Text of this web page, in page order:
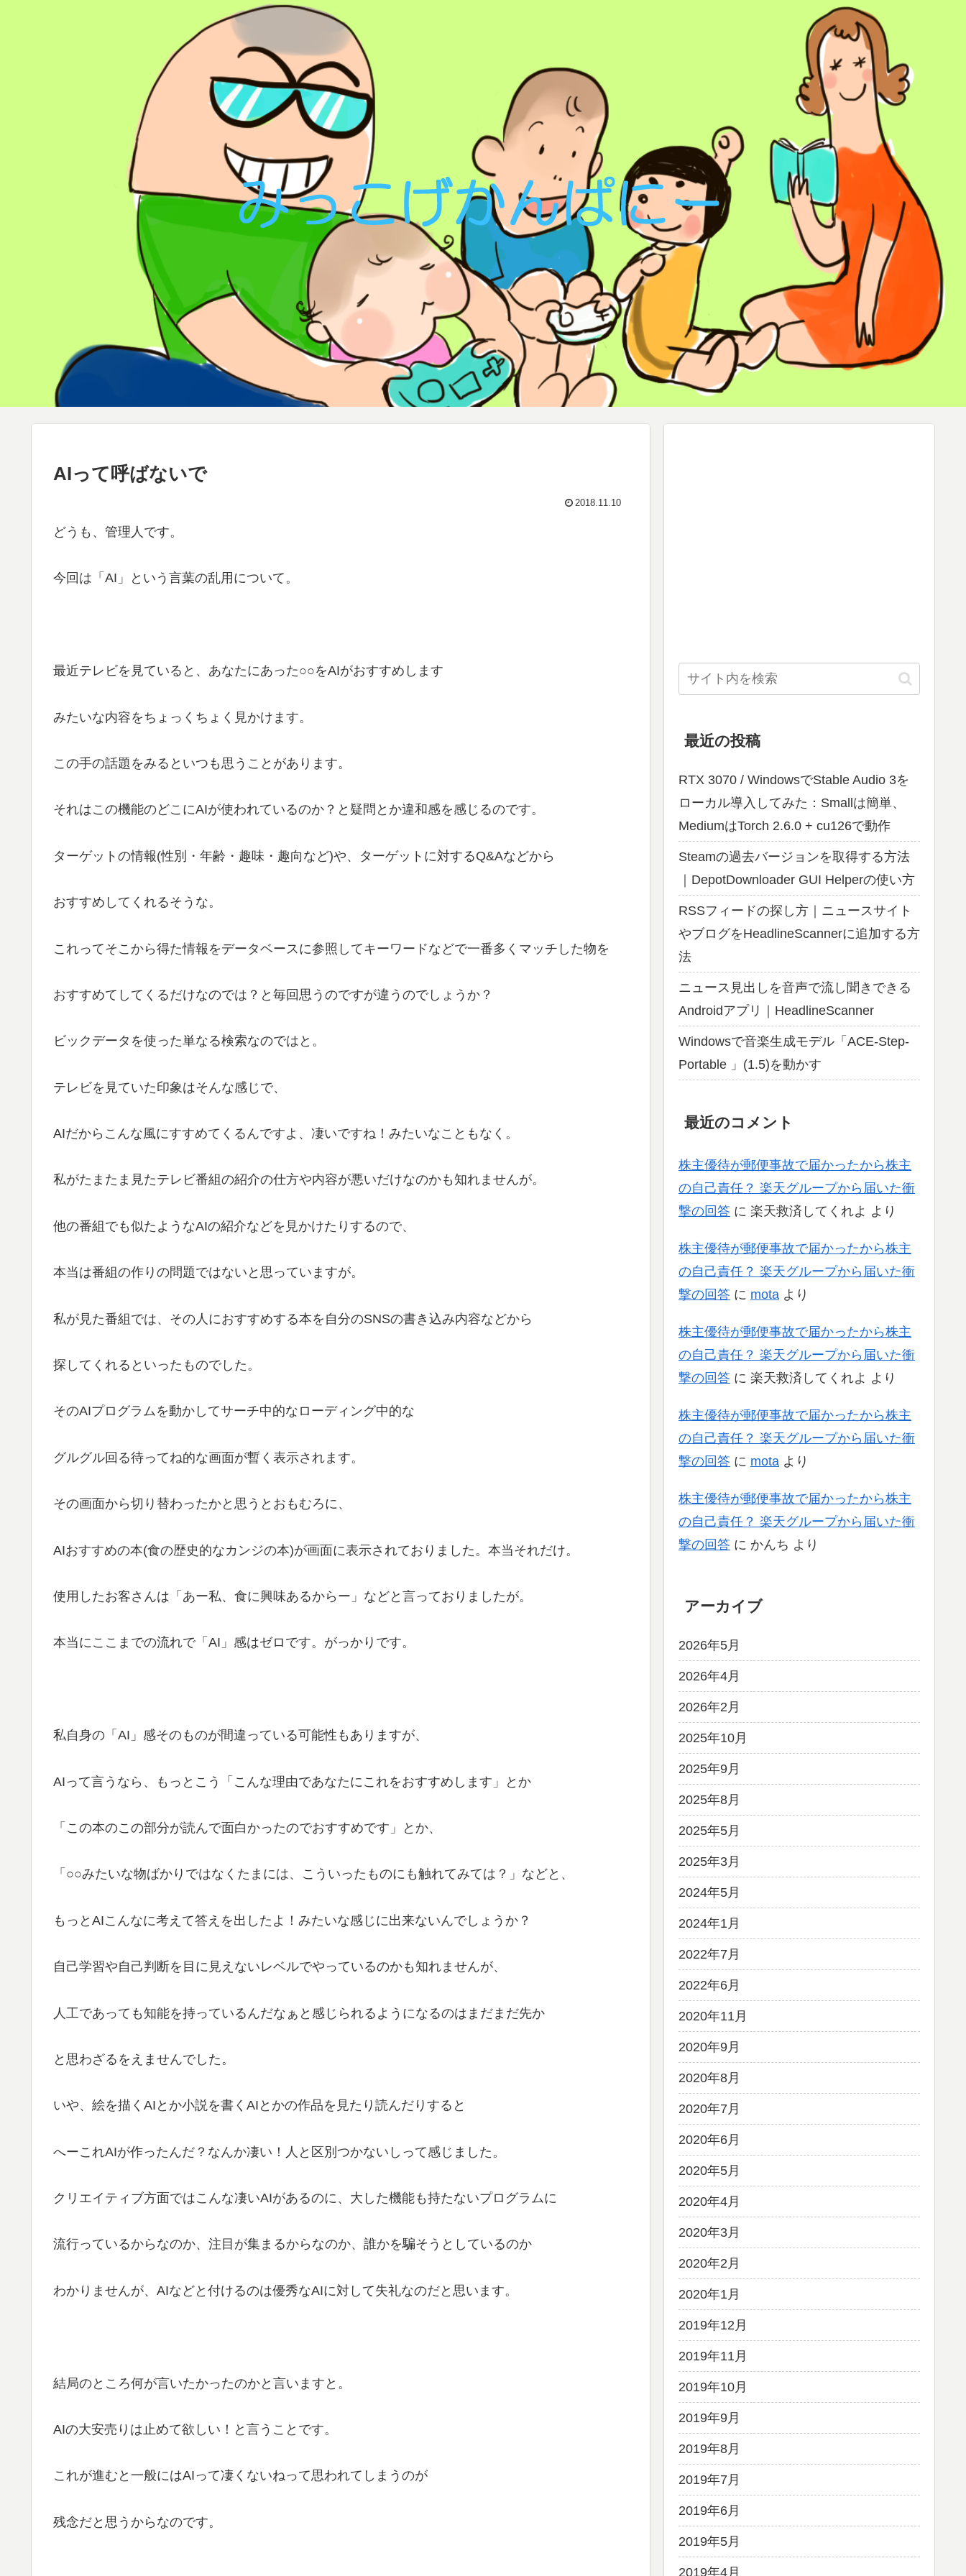
AIって呼ばないで
2018.11.10
どうも、管理人です。
今回は「AI」という言葉の乱用について。
最近テレビを見ていると、あなたにあった○○をAIがおすすめします
みたいな内容をちょっくちょく見かけます。
この手の話題をみるといつも思うことがあります。
それはこの機能のどこにAIが使われているのか？と疑問とか違和感を感じるのです。
ターゲットの情報(性別・年齢・趣味・趣向など)や、ターゲットに対するQ&Aなどから
おすすめしてくれるそうな。
これってそこから得た情報をデータベースに参照してキーワードなどで一番多くマッチした物を
おすすめてしてくるだけなのでは？と毎回思うのですが違うのでしょうか？
ビックデータを使った単なる検索なのではと。
テレビを見ていた印象はそんな感じで、
AIだからこんな風にすすめてくるんですよ、凄いですね！みたいなこともなく。
私がたまたま見たテレビ番組の紹介の仕方や内容が悪いだけなのかも知れませんが。
他の番組でも似たようなAIの紹介などを見かけたりするので、
本当は番組の作りの問題ではないと思っていますが。
私が見た番組では、その人におすすめする本を自分のSNSの書き込み内容などから
探してくれるといったものでした。
そのAIプログラムを動かしてサーチ中的なローディング中的な
グルグル回る待ってね的な画面が暫く表示されます。
その画面から切り替わったかと思うとおもむろに、
AIおすすめの本(食の歴史的なカンジの本)が画面に表示されておりました。本当それだけ。
使用したお客さんは「あー私、食に興味あるからー」などと言っておりましたが。
本当にここまでの流れで「AI」感はゼロです。がっかりです。
私自身の「AI」感そのものが間違っている可能性もありますが、
AIって言うなら、もっとこう「こんな理由であなたにこれをおすすめします」とか
「この本のこの部分が読んで面白かったのでおすすめです」とか、
「○○みたいな物ばかりではなくたまには、こういったものにも触れてみては？」などと、
もっとAIこんなに考えて答えを出したよ！みたいな感じに出来ないんでしょうか？
自己学習や自己判断を目に見えないレベルでやっているのかも知れませんが、
人工であっても知能を持っているんだなぁと感じられるようになるのはまだまだ先か
と思わざるをえませんでした。
いや、絵を描くAIとか小説を書くAIとかの作品を見たり読んだりすると
へーこれAIが作ったんだ？なんか凄い！人と区別つかないしって感じました。
クリエイティブ方面ではこんな凄いAIがあるのに、大した機能も持たないプログラムに
流行っているからなのか、注目が集まるからなのか、誰かを騙そうとしているのか
わかりませんが、AIなどと付けるのは優秀なAIに対して失礼なのだと思います。
結局のところ何が言いたかったのかと言いますと。
AIの大安売りは止めて欲しい！と言うことです。
これが進むと一般にはAIって凄くないねって思われてしまうのが
残念だと思うからなのです。
最近の投稿
RTX 3070 / WindowsでStable Audio 3を
ローカル導入してみた：Smallは簡単、
MediumはTorch 2.6.0 + cu126で動作
Steamの過去バージョンを取得する方法
｜DepotDownloader GUI Helperの使い方
RSSフィードの探し方｜ニュースサイト
やブログをHeadlineScannerに追加する方
法
ニュース見出しを音声で流し聞きできる
Androidアプリ｜HeadlineScanner
Windowsで音楽生成モデル「ACE-Step-
Portable 」(1.5)を動かす
最近のコメント
株主優待が郵便事故で届かったから株主
の自己責任？ 楽天グループから届いた衝
撃の回答 に 楽天救済してくれよ より
株主優待が郵便事故で届かったから株主
の自己責任？ 楽天グループから届いた衝
撃の回答 に mota より
株主優待が郵便事故で届かったから株主
の自己責任？ 楽天グループから届いた衝
撃の回答 に 楽天救済してくれよ より
株主優待が郵便事故で届かったから株主
の自己責任？ 楽天グループから届いた衝
撃の回答 に mota より
株主優待が郵便事故で届かったから株主
の自己責任？ 楽天グループから届いた衝
撃の回答 に かんち より
アーカイブ
2026年5月
2026年4月
2026年2月
2025年10月
2025年9月
2025年8月
2025年5月
2025年3月
2024年5月
2024年1月
2022年7月
2022年6月
2020年11月
2020年9月
2020年8月
2020年7月
2020年6月
2020年5月
2020年4月
2020年3月
2020年2月
2020年1月
2019年12月
2019年11月
2019年10月
2019年9月
2019年8月
2019年7月
2019年6月
2019年5月
2019年4月